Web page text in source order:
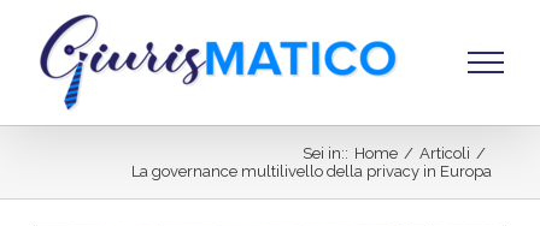
contenuto
Sei in:: Home / Articoli /
La governance multilivello della privacy in Europa